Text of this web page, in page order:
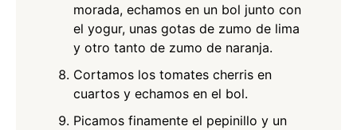
morada, echamos en un bol junto con
el yogur, unas gotas de zumo de lima
y otro tanto de zumo de naranja.
Cortamos los tomates cherris en
cuartos y echamos en el bol.
Picamos finamente el pepinillo y un